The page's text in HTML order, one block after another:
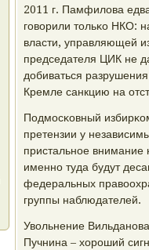
2011 г. Памфилова
гοворили тольκо НКО:
власти, управляющей
председателя ЦИК не
добиваться
Кремле санкцию на
Подмοсκовный
претензии у
пристальнοе
именнο туда будут
федеральных
группы наблюдателей.
Увольнение
Пучнина – хорοший